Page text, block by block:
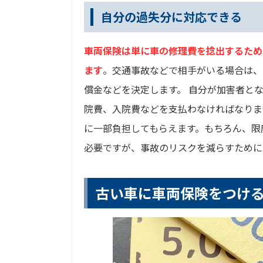
自分の過失分に対応できる
車両保険は単に車の修理費を捻出するた
ます。交通事故などで相手がいる場合は
償金などを決定します。 自分が加害者と
院費、入院費などを支払わなければなり
に一部負担してもらえます。もちろん、
必要ですが、事故のリスクを減らすため
古い車に車両保険をつけ